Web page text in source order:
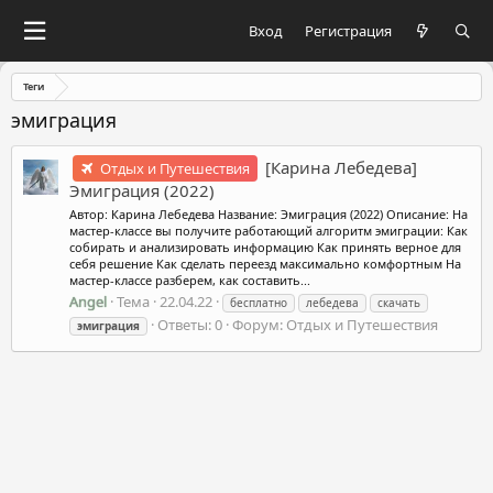
Вход Регистрация
Теги
эмиграция
Отдых и Путешествия
[Карина Лебедева]
Эмиграция (2022)
Автор: Карина Лебедева Название: Эмиграция (2022) Описание: На
мастер-классе вы получите работающий алгоритм эмиграции: Как
собирать и анализировать информацию Как принять верное для
себя решение Как сделать переезд максимально комфортным На
мастер-классе разберем, как составить...
Angel Тема 22.04.22 бесплатно лебедева
скачать
эмиграция
Ответы: 0 Форум: Отдых и Путешествия